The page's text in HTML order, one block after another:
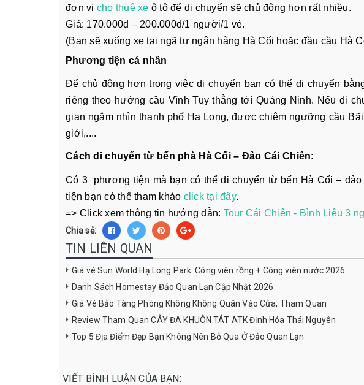
đơn vị cho thuê xe ô tô để di chuyển sẽ chủ động hơn rất nhiều.
Giá: 170.000đ – 200.000đ/1 người/1 vé.
(Bạn sẽ xuống xe tại ngã tư ngân hàng Hà Cối hoặc đầu cầu Hà
Phương tiện cá nhân
Để chủ động hơn trong việc di chuyển bạn có thể di chuyển
riêng theo hướng cầu Vĩnh Tuy thẳng tới Quảng Ninh. Nếu di
gian ngắm nhìn thanh phố Hạ Long, được chiêm ngưỡng cầu
giới,....
Cách di chuyển từ bến phà Hà Cối – Đảo Cái Chiên:
Có 3 phương tiện mà bạn có thể di chuyển từ bến Hà Cối –
tiện bạn có thể tham khảo click tại đây.
=> Click xem thông tin hướng dẫn: Tour Cái Chiên - Bình Liêu 3
Chia sẻ:
TIN LIÊN QUAN
Giá vé Sun World Hạ Long Park: Công viên rồng + Công viên nước 2026
Danh Sách Homestay Đảo Quan Lạn Cập Nhật 2026
Giá Vé Bảo Tàng Phòng Không Không Quân Vào Cửa, Tham Quan
Review Tham Quan CÂY ĐA KHUÔN TÁT ATK Định Hóa Thái Nguyên
Top 5 Địa Điểm Đẹp Bạn Không Nên Bỏ Qua Ở Đảo Quan Lạn
VIẾT BÌNH LUẬN CỦA BẠN: